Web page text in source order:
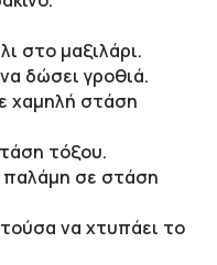
στο μαξιλάρι.
δώσει γροθιά.
χαμηλή στάση
τόξου.
σε στάση
να χτυπάει το